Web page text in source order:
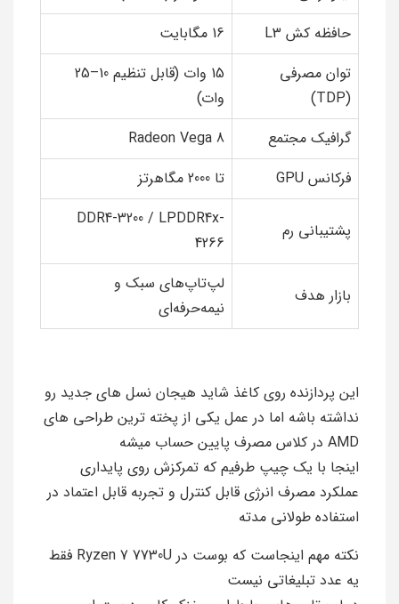
حافظه کش L3
16 مگابایت
توان مصرفی
(TDP)
15 وات (قابل تنظیم 10–25
وات)
گرافیک مجتمع
Radeon Vega 8
فرکانس GPU
تا 2000 مگاهرتز
پشتیبانی رم
DDR4-3200 / LPDDR4x-
4266
بازار هدف
لپ‌تاپ‌های سبک و
نیمه‌حرفه‌ای
این پردازنده روی کاغذ شاید هیجان نسل های جدید رو
نداشته باشه اما در عمل یکی از پخته ترین طراحی های
AMD در کلاس مصرف پایین حساب میشه
اینجا با یک چیپ طرفیم که تمرکزش روی پایداری
عملکرد مصرف انرژی قابل کنترل و تجربه قابل اعتماد در
استفاده طولانی مدته
نکته مهم اینجاست که بوست در Ryzen 7 7730U فقط
یه عدد تبلیغاتی نیست